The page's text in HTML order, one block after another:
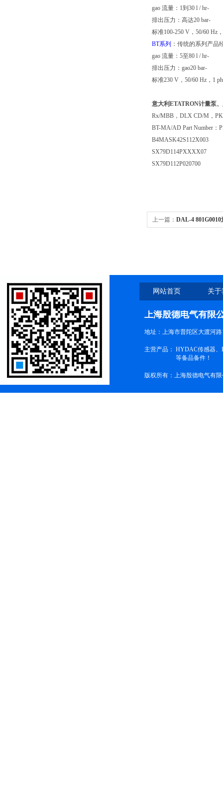
gao 流量：1到30 l / hr-
排出压力：高达20 bar-
标准100-250 V，50/60 Hz
BT系列 ：传统的系列产
gao 流量：5至80 l / hr-
排出压力：gao20 bar-
标准230 V，50/60 Hz，1 ph
意大利ETATRON计量泵
Rx/MBB，DLX CD/M，
BT-MA/AD Part Number：
B4MASK42S112X003
SX79D114PXXXX07
SX79D112P020700
上一篇： DAL-4
网站首页 关
上海殷德电气有限
地址：上海市普陀区大渡河路
主营产品： HYDAC传感器、
等备品备件！
版权所有：上海殷德电气有